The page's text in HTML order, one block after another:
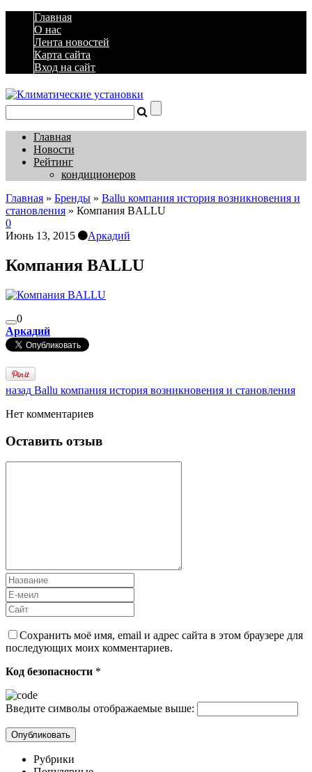
Главная
О нас
Лента новостей
Карта сайта
Вход на сайт
Главная
Новости
Рейтинг
кондиционеров
Главная » Бренды » Ballu компания история возникновения и
становления » Компания BALLU
0
Июнь 13, 2015
Аркадий
Компания BALLU
0
Аркадий
назад Ballu компания история возникновения и становления
Нет комментариев
Оставить отзыв
Сохранить моё имя, email и адрес сайта в этом браузере для
последующих моих комментариев.
Код безопасности *
Введите символы отображаемые выше:
Рубрики